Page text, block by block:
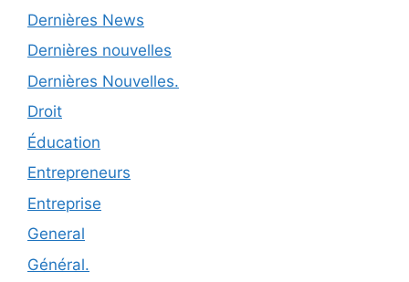
Dernières News
Dernières nouvelles
Dernières Nouvelles.
Droit
Éducation
Entrepreneurs
Entreprise
General
Général.